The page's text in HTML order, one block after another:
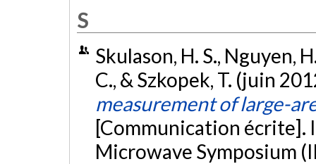
S
Skulason, H. S., Nguyen,
C., & Szkopek, T. (juin
measurement of large-
[Communication écrite].
Microwave Symposium